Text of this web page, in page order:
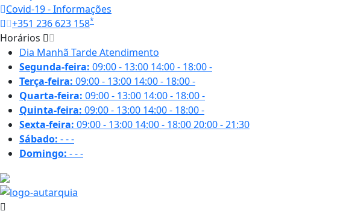
Covid-19 - Informações
+351 236 623 158*
Horários
Dia Manhã TardeAtendimento
Segunda-feira: 09:00 - 13:00 14:00 - 18:00-
Terça-feira: 09:00 - 13:00 14:00 - 18:00-
Quarta-feira: 09:00 - 13:00 14:00 - 18:00-
Quinta-feira: 09:00 - 13:00 14:00 - 18:00-
Sexta-feira: 09:00 - 13:00 14:00 - 18:0020:00 - 21:30
Sábado: ---
Domingo: ---